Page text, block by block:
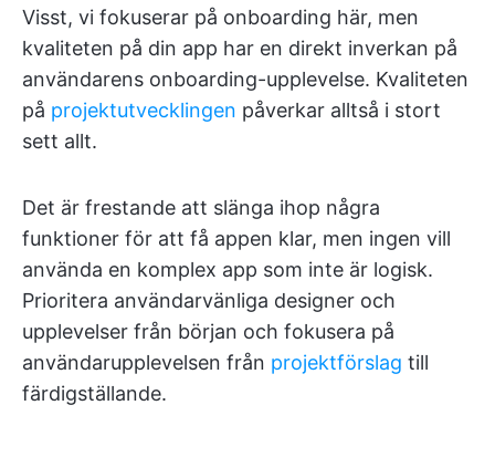
Visst, vi fokuserar på onboarding här, men
kvaliteten på din app har en direkt inverkan på
användarens onboarding-upplevelse. Kvaliteten
på projektutvecklingen påverkar alltså i stort
sett allt.
Det är frestande att slänga ihop några
funktioner för att få appen klar, men ingen vill
använda en komplex app som inte är logisk.
Prioritera användarvänliga designer och
upplevelser från början och fokusera på
användarupplevelsen från projektförslag till
färdigställande.